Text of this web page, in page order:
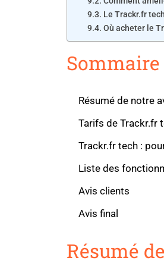
Le Trackr.fr
Où acheter le
Sommaire
Résumé de notre
Tarifs de Trackr.fr
Trackr.fr tech :
Liste des
Avis clients
Avis final
Résumé